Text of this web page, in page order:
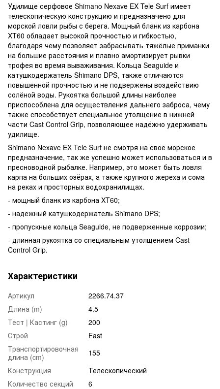
Удилище серфовое Shimano Nexave EX Tele Surf имеет
телескопическую конструкцию и предназначено для
морской ловли рыбы с берега. Мощный бланк из карбона
XT60 обладает высокой прочностью и гибкостью,
благодаря чему позволяет забрасывать тяжёлые приманки
на большие расстояния и плавно амортизирует рывки
трофея во время вываживания. Кольца Seaguide и
катушкодержатель Shimano DPS, также отличаются
повышенной прочностью и не подвержены воздействию
солёной воды. Рукоятка большой длины наиболее
приспособлена для осуществления дальнего заброса, чему
также способствует специальное утолщение в нижней
части Cast Control Grip, позволяющее надёжно удерживать
удилище.
Shimano Nexave EX Tele Surf не смотря на своё морское
предназначение, так же успешно может использоваться и в
пресноводной рыбалке. Например, это может быть ловля
карпа на больших озёрах, а также крупного жереха и сома
на реках и просторных водохранилищах.
- мощный бланк из карбона XT60;
- надёжный катушкодержатель Shimano DPS;
- пропускные кольца Seaguide, не подверженные коррозии;
- длинная рукоятка со специальным утолщением Cast
Control Grip.
Характеристики
Артикул
2266.74.37
Длина (m)
4.5
Тест | Кастинг (g)
200
Строй
Fast
Транспортировочная
длина (cm)
155
Конструкция
Телескопический
Количество секций
6